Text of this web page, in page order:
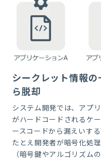
シークレット情報
ら脱却
システム開発では、アプ
がハードコードされるケ
ースコードから漏えいす
たとえ開発者が暗号化処
（暗号鍵やアルゴリズム